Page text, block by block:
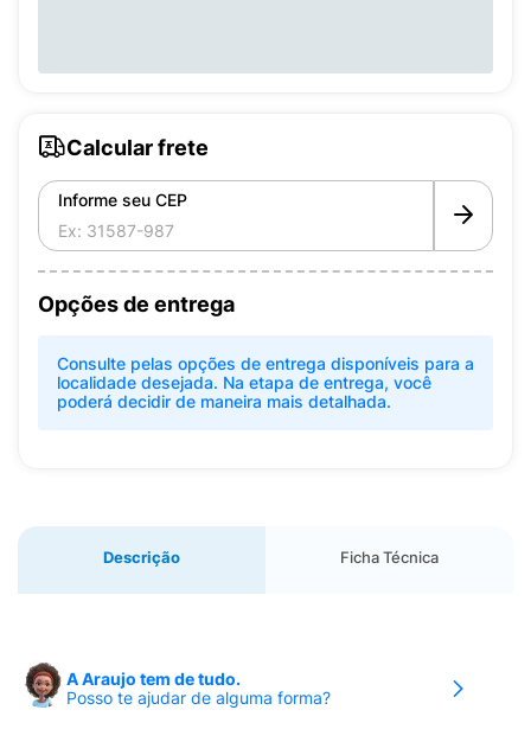
Calcular frete
Informe seu CEP
Opções de entrega
Consulte pelas opções de entrega disponíveis para a
localidade desejada. Na etapa de entrega, você
poderá decidir de maneira mais detalhada.
Descrição Ficha Técnica
A Araujo tem de tudo.
Posso te ajudar de alguma forma?